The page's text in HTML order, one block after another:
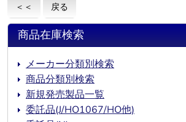
＜＜ 戻る
商品在庫検索
メーカー分類別検索
商品分類別検索
新規発売製品一覧
委託品(J/HO1067/HO他)